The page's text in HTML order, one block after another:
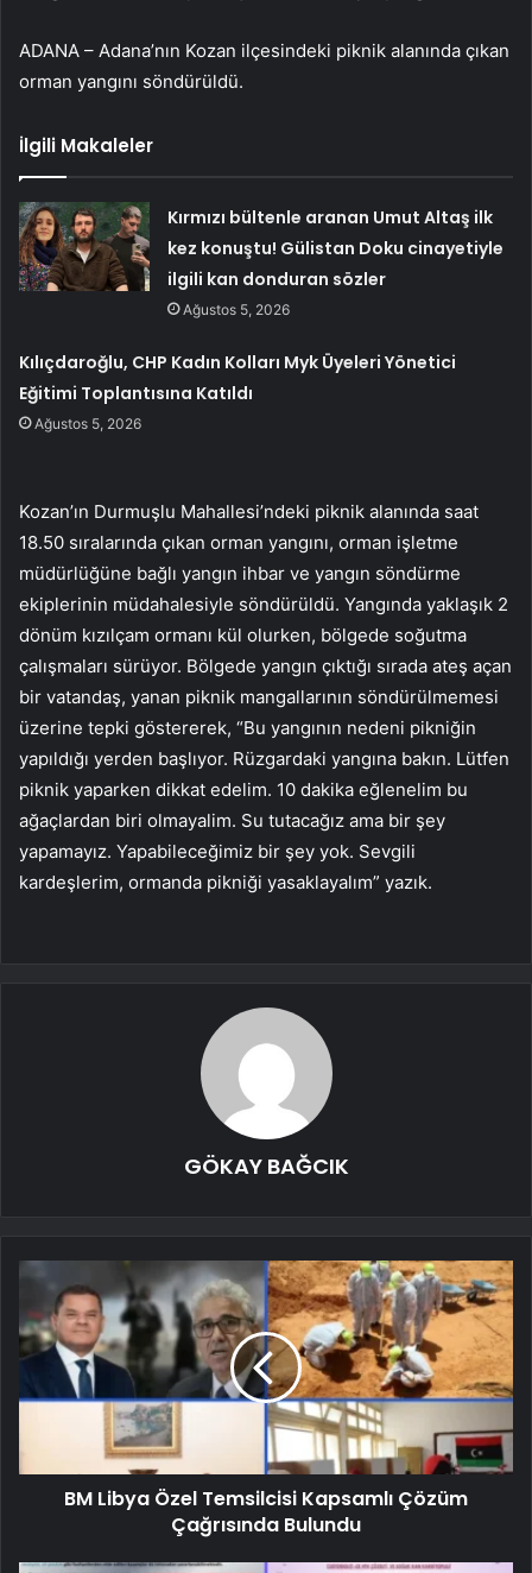
ADANA – Adana’nın Kozan ilçesindeki piknik alanında çıkan
orman yangını söndürüldü.
İlgili Makaleler
Kırmızı bültenle aranan Umut Altaş ilk
kez konuştu! Gülistan Doku cinayetiyle
ilgili kan donduran sözler
Ağustos 5, 2026
Kılıçdaroğlu, CHP Kadın Kolları Myk Üyeleri Yönetici
Eğitimi Toplantısına Katıldı
Ağustos 5, 2026
Kozan’ın Durmuşlu Mahallesi’ndeki piknik alanında saat
18.50 sıralarında çıkan orman yangını, orman işletme
müdürlüğüne bağlı yangın ihbar ve yangın söndürme
ekiplerinin müdahalesiyle söndürüldü. Yangında yaklaşık 2
dönüm kızılçam ormanı kül olurken, bölgede soğutma
çalışmaları sürüyor. Bölgede yangın çıktığı sırada ateş açan
bir vatandaş, yanan piknik mangallarının söndürülmemesi
üzerine tepki göstererek, “Bu yangının nedeni pikniğin
yapıldığı yerden başlıyor. Rüzgardaki yangına bakın. Lütfen
piknik yaparken dikkat edelim. 10 dakika eğlenelim bu
ağaçlardan biri olmayalim. Su tutacağız ama bir şey
yapamayız. Yapabileceğimiz bir şey yok. Sevgili
kardeşlerim, ormanda pikniği yasaklayalım” yazık.
GÖKAY BAĞCIK
BM Libya Özel Temsilcisi Kapsamlı Çözüm
Çağrısında Bulundu